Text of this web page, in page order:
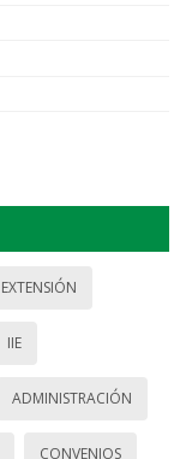
EXTENSIÓN
IIE
ADMINISTRACIÓN
CONVENIOS